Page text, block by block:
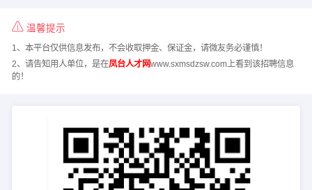
温馨提示
1、本平台仅供信息发布，不会收取押金、保证金，请微友务必谨慎！
2、请告知用人单位，是在凤台人才网www.sxmsdzsw.com上看到该招聘信息
的！